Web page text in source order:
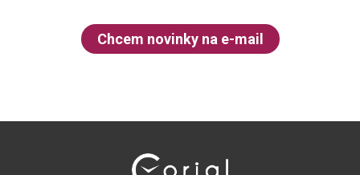
Chcem novinky na e-mail